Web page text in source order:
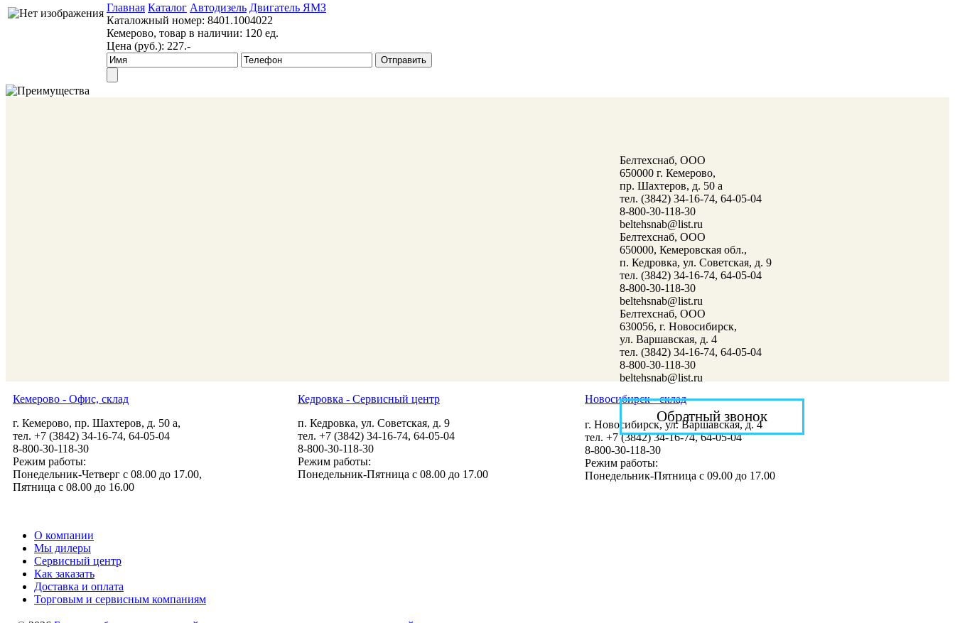
Главная Каталог Автодизель Двигатель ЯМЗ
Каталожный номер: 8401.1004022
Кемерово, товар в наличии: 120 ед.
Цена (руб.): 227.-
Белтехснаб, ООО
650000 г. Кемерово,
пр. Шахтеров, д. 50 а
тел. (3842) 34-16-74, 64-05-04
8-800-30-118-30
beltehsnab@list.ru
Белтехснаб, ООО
650000, Кемеровская обл.,
п. Кедровка, ул. Советская, д. 9
тел. (3842) 34-16-74, 64-05-04
8-800-30-118-30
beltehsnab@list.ru
Белтехснаб, ООО
630056, г. Новосибирск,
ул. Варшавская, д. 4
тел. (3842) 34-16-74, 64-05-04
8-800-30-118-30
beltehsnab@list.ru
Обратный звонок
Кемерово - Офис, склад
г. Кемерово, пр. Шахтеров, д. 50 а,
тел. +7 (3842) 34-16-74, 64-05-04
8-800-30-118-30
Режим работы:
Понедельник-Четверг с 08.00 до 17.00,
Пятница с 08.00 до 16.00
Кедровка - Сервисный центр
п. Кедровка, ул. Советская, д. 9
тел. +7 (3842) 34-16-74, 64-05-04
8-800-30-118-30
Режим работы:
Понедельник-Пятница с 08.00 до 17.00
Новосибирск - склад
г. Новосибирск, ул. Варшавская, д. 4
тел. +7 (3842) 34-16-74, 64-05-04
8-800-30-118-30
Режим работы:
Понедельник-Пятница с 09.00 до 17.00
О компании
Мы дилеры
Сервисный центр
Как заказать
Доставка и оплата
Торговым и сервисным компаниям